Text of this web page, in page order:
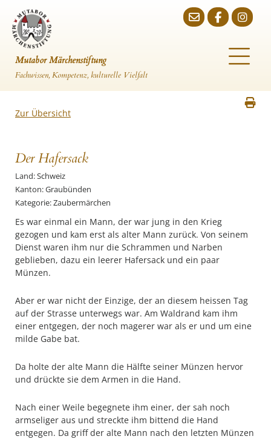
Mutabor Märchenstiftung
Fachwissen, Kompetenz, kulturelle Vielfalt
Zur Übersicht
Der Hafersack
Land: Schweiz
Kanton: Graubünden
Kategorie: Zaubermärchen
Es war einmal ein Mann, der war jung in den Krieg
gezogen und kam erst als alter Mann zurück. Von seinem
Dienst waren ihm nur die Schrammen und Narben
geblieben, dazu ein leerer Hafersack und ein paar
Münzen.
Aber er war nicht der Einzige, der an diesem heissen Tag
auf der Strasse unterwegs war. Am Waldrand kam ihm
einer entgegen, der noch magerer war als er und um eine
milde Gabe bat.
Da holte der alte Mann die Hälfte seiner Münzen hervor
und drückte sie dem Armen in die Hand.
Nach einer Weile begegnete ihm einer, der sah noch
armseliger aus und streckte ihm bittend die Hand
entgegen. Da griff der alte Mann nach den letzten Münzen